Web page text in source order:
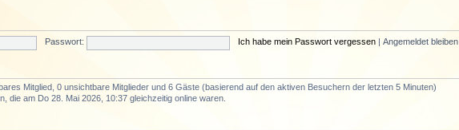
Passwort: Ich habe mein Passwort vergessen Angemeldet bleiben
Mitglied, 0 unsichtbare Mitglieder und 6 Gäste (basierend auf den aktiven Besuchern der letzten 5 Minuten)
die am Do 28. Mai 2026, 10:37 gleichzeitig online waren.